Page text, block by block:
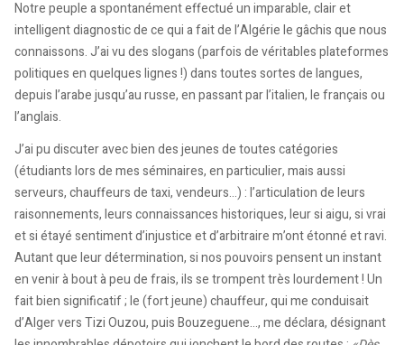
Notre peuple a spontanément effectué un imparable, clair et
intelligent diagnostic de ce qui a fait de l’Algérie le gâchis que nous
connaissons. J’ai vu des slogans (parfois de véritables plateformes
politiques en quelques lignes !) dans toutes sortes de langues,
depuis l’arabe jusqu’au russe, en passant par l’italien, le français ou
l’anglais.
J’ai pu discuter avec bien des jeunes de toutes catégories
(étudiants lors de mes séminaires, en particulier, mais aussi
serveurs, chauffeurs de taxi, vendeurs…) : l’articulation de leurs
raisonnements, leurs connaissances historiques, leur si aigu, si vrai
et si étayé sentiment d’injustice et d’arbitraire m’ont étonné et ravi.
Autant que leur détermination, si nos pouvoirs pensent un instant
en venir à bout à peu de frais, ils se trompent très lourdement ! Un
fait bien significatif ; le (fort jeune) chauffeur, qui me conduisait
d’Alger vers Tizi Ouzou, puis Bouzeguene…, me déclara, désignant